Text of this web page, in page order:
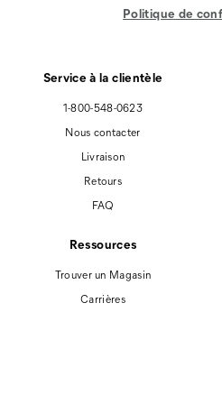
Service à la clientèle
1-800-548-0623
Nous contacter
Livraison
Retours
FAQ
Ressources
Trouver un Magasin
Carrières
Politique de